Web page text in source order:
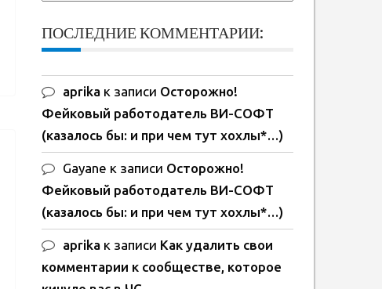
ПОСЛЕДНИЕ КОММЕНТАРИИ:
aprikaк записи Осторожно!
Фейковый работодатель ВИ-СОФТ
(казалось бы: и при чем тут хохлы*…)
Gayane к записи Осторожно!
Фейковый работодатель ВИ-СОФТ
(казалось бы: и при чем тут хохлы*…)
aprikaк записи Как удалить свои
комментарии к сообществе, которое